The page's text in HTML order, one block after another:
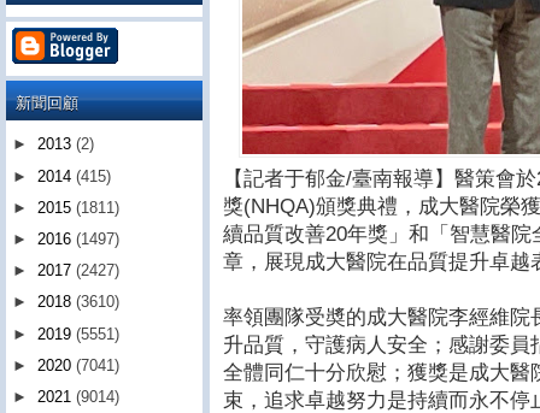
【記者于郁金/臺南報導】醫策會
獎(NHQA)頒獎典禮，成大醫院榮
續品質改善20年獎」和「智慧醫
章，展現成大醫院在品質提升卓越
率領團隊受奬的成大醫院李經維
升品質，守護病人安全；感謝委
全體同仁十分欣慰；獲獎是成大
束，追求卓越努力是持續而永不停
新聞回顧
► 2013 (2)
► 2014 (415)
► 2015 (1811)
► 2016 (1497)
► 2017 (2427)
► 2018 (3610)
► 2019 (5551)
► 2020 (7041)
► 2021 (9014)